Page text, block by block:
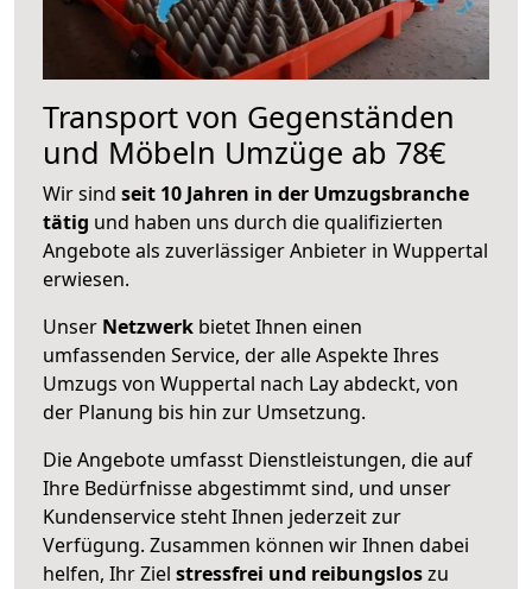
Transport von Gegenständen
und Möbeln Umzüge ab 78€
Wir sind seit 10 Jahren in der Umzugsbranche
tätig und haben uns durch die qualifizierten
Angebote als zuverlässiger Anbieter in Wuppertal
erwiesen.
Unser Netzwerk bietet Ihnen einen
umfassenden Service, der alle Aspekte Ihres
Umzugs von Wuppertal nach Lay abdeckt, von
der Planung bis hin zur Umsetzung.
Die Angebote umfasst Dienstleistungen, die auf
Ihre Bedürfnisse abgestimmt sind, und unser
Kundenservice steht Ihnen jederzeit zur
Verfügung. Zusammen können wir Ihnen dabei
helfen, Ihr Ziel stressfrei und reibungsloszu